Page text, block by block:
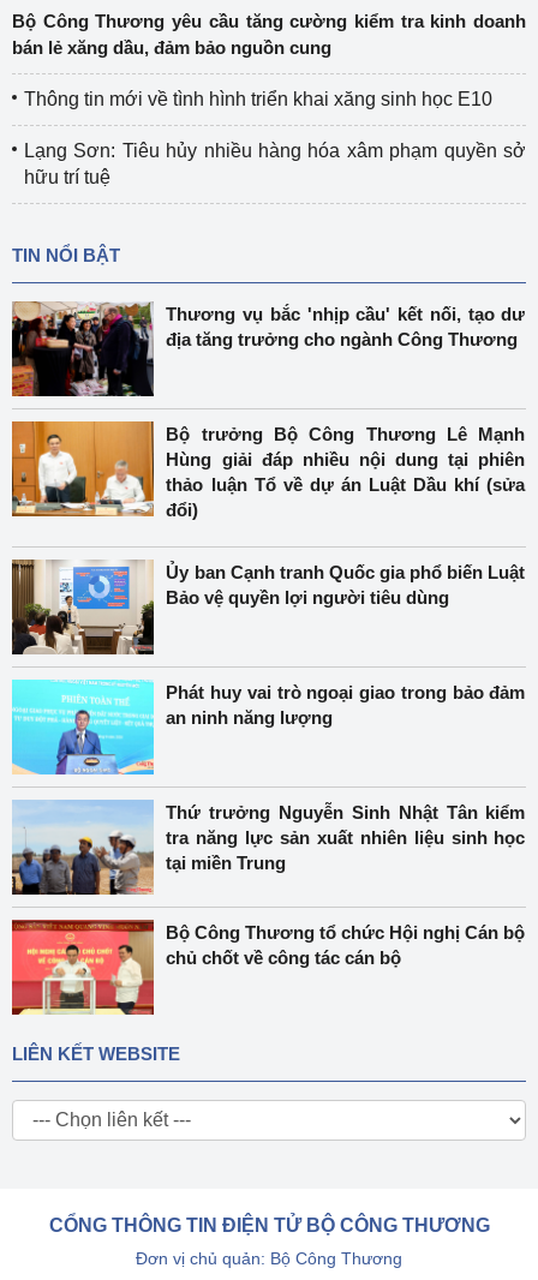
Bộ Công Thương yêu cầu tăng cường kiểm tra kinh doanh
bán lẻ xăng dầu, đảm bảo nguồn cung
Thông tin mới về tình hình triển khai xăng sinh học E10
Lạng Sơn: Tiêu hủy nhiều hàng hóa xâm phạm quyền sở
hữu trí tuệ
TIN NỔI BẬT
Thương vụ bắc 'nhịp cầu' kết nối, tạo dư
địa tăng trưởng cho ngành Công Thương
Bộ trưởng Bộ Công Thương Lê Mạnh
Hùng giải đáp nhiều nội dung tại phiên
thảo luận Tổ về dự án Luật Dầu khí (sửa
đổi)
Ủy ban Cạnh tranh Quốc gia phổ biến Luật
Bảo vệ quyền lợi người tiêu dùng
Phát huy vai trò ngoại giao trong bảo đảm
an ninh năng lượng
Thứ trưởng Nguyễn Sinh Nhật Tân kiểm
tra năng lực sản xuất nhiên liệu sinh học
tại miền Trung
Bộ Công Thương tổ chức Hội nghị Cán bộ
chủ chốt về công tác cán bộ
LIÊN KẾT WEBSITE
CỔNG THÔNG TIN ĐIỆN TỬ BỘ CÔNG THƯƠNG
Đơn vị chủ quản: Bộ Công Thương